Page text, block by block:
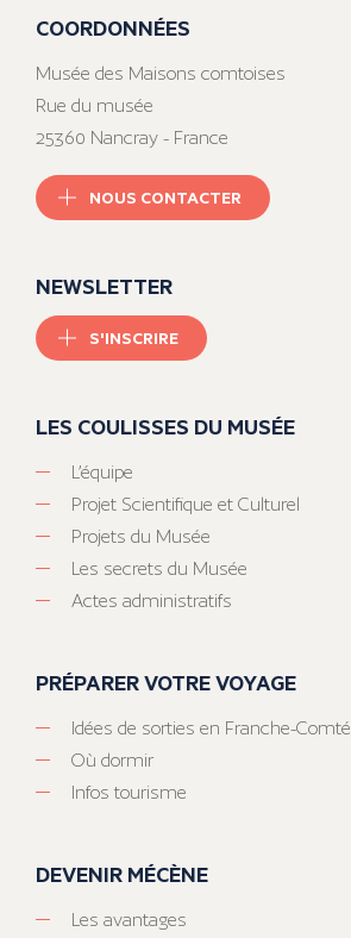
COORDONNÉES
Musée des Maisons comtoises
Rue du musée
25360 Nancray - France
NOUS CONTACTER
NEWSLETTER
S'INSCRIRE
LES COULISSES DU MUSÉE
L’équipe
Projet Scientifique et Culturel
Projets du Musée
Les secrets du Musée
Actes administratifs
PRÉPARER VOTRE VOYAGE
Idées de sorties en Franche-Comté
Où dormir
Infos tourisme
DEVENIR MÉCÈNE
Les avantages